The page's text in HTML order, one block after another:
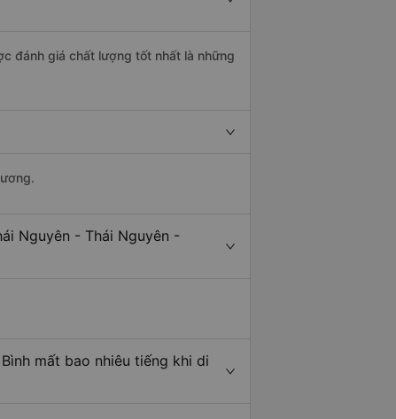
đánh giá chất lượng tốt nhất là những
Nguyên - Thái Nguyên -
mất bao nhiêu tiếng khi di